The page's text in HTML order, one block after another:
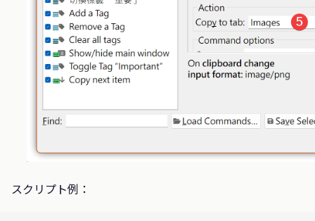
スクリプト例：